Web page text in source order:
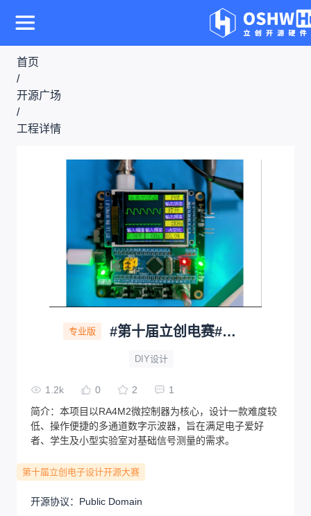
首页
/
开源广场
/
工程详情
专业版 #第十届立创电赛#基于RA4M2的多通道数字示波器
DIY设计
1.2k 0 2
1
简介： 本项目以RA4M2微控制器为核心，设计一款难度较
低、操作便捷的多通道数字示波器，旨在满足电子爱好
者、学生及小型实验室对基础信号测量的需求。
第十届立创电子设计开源大赛
开源协议： Public Domain